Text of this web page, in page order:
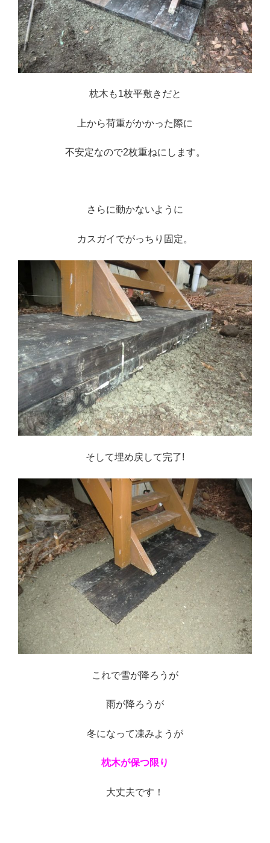
枕木も1枚平敷きだと
上から荷重がかかった際に
不安定なので2枚重ねにします。
さらに動かないように
カスガイでがっちり固定。
そして埋め戻して完了!
これで雪が降ろうが
雨が降ろうが
冬になって凍みようが
枕木が保つ限り
大丈夫です！